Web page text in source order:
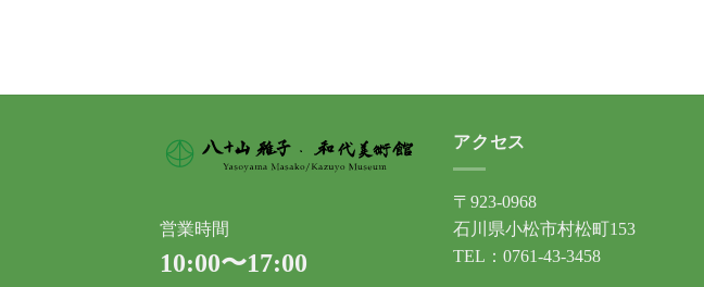
営業時間
10:00〜17:00
アクセス
〒923-0968
石川県小松市村松町153
TEL：0761-43-3458